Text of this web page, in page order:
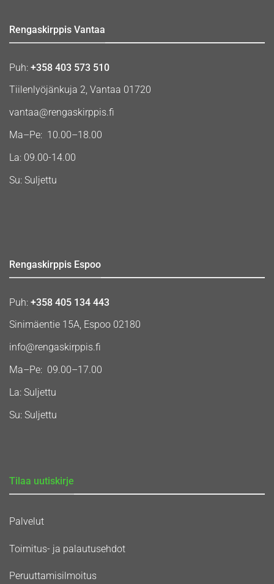
Rengaskirppis Vantaa
Puh: +358 403 573 510
Tiilenlyöjänkuja 2, Vantaa 01720
vantaa@rengaskirppis.fi
Ma–Pe: 10.00–18.00
La: 09.00-14.00
Su: Suljettu
Rengaskirppis Espoo
Puh: +358 405 134 443
Sinimäentie 15A, Espoo 02180
info@rengaskirppis.fi
Ma–Pe: 09.00–17.00
La: Suljettu
Su: Suljettu
Tilaa uutiskirje
Palvelut
Toimitus- ja palautusehdot
Peruuttamisilmoitus